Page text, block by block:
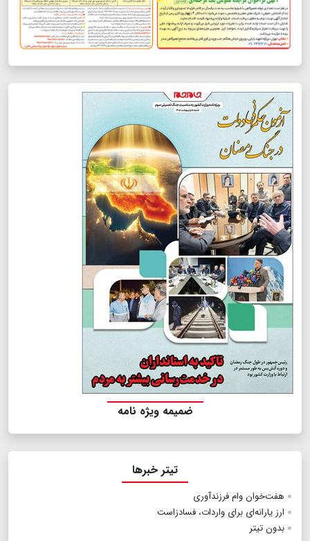
ضمیمه ویژه نامه
تیتر خبرها
هفت‌خوان وام فرزندآوری
ارز یارانه‌ای برای واردات، فساد‌زاست
بدون تیتر